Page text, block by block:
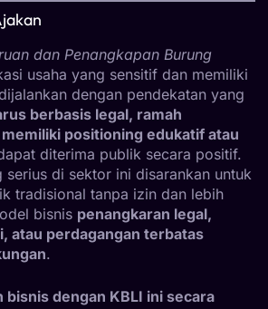
dan Penangkapan Burung
usaha yang sensitif dan memiliki
dengan pendekatan yang
berbasis legal, ramah
positioning edukatif atau
diterima publik secara positif.
serius di sektor ini disarankan untuk
tradisional tanpa izin dan lebih
bisnis penangkaran legal,
atau perdagangan terbatas
.
bisnis dengan KBLI ini secara